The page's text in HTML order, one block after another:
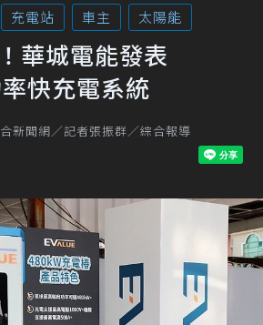
充電站 車主 太陽能
華城電能發表
快充電系統
新聞網／記者張振群／綜合報導